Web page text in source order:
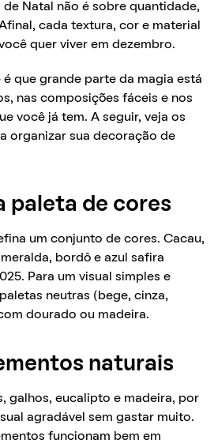
Natal não é sobre quantidade,
cada textura, cor e material
quer viver em dezembro.
é que grande parte da magia está
nas composições fáceis e nos
você já tem. A seguir, veja os
organizar sua decoração de
paleta de cores
um conjunto de cores. Cacau,
bordô e azul safira
Para um visual simples e
neutras (bege, cinza,
dourado ou madeira.
naturais
galhos, eucalipto e madeira, por
agradável sem gastar muito.
funcionam bem em